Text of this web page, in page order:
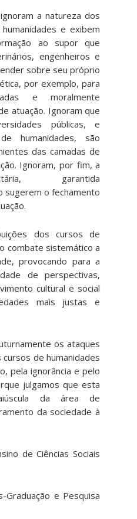
a natureza dos
e exibem
ao supor que
engenheiros e
sobre seu próprio
por exemplo, para
e moralmente
atuação. Ignoram que
públicas, e
humanidades, são
das camadas de
Ignoram, por fim, a
garantida
sugerem o fechamento
dos cursos de
combate sistemático a
provocando para a
de perspectivas,
cultural e social
mais justas e
os ataques
de humanidades
pela ignorância e pelo
julgamos que esta
da área de
da sociedade à
de Ciências Sociais
Graduação e Pesquisa